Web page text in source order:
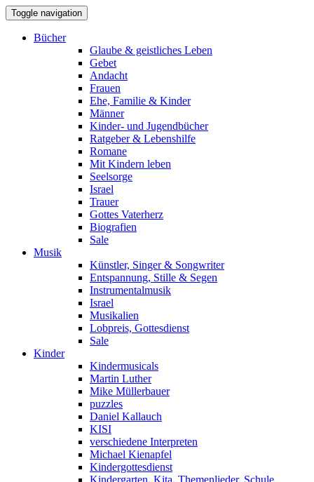
Toggle navigation
Bücher
Glaube & geistliches Leben
Gebet
Andacht
Frauen
Ehe, Familie & Kinder
Männer
Kinder- und Jugendbücher
Ratgeber & Lebenshilfe
Romane
Mit Kindern leben
Seelsorge
Israel
Trauer
Gottes Vaterherz
Biografien
Sale
Musik
Künstler, Singer & Songwriter
Entspannung, Stille & Segen
Instrumentalmusik
Israel
Musikalien
Lobpreis, Gottesdienst
Sale
Kinder
Kindermusicals
Martin Luther
Mike Müllerbauer
puzzles
Daniel Kallauch
KISI
verschiedene Interpreten
Michael Kienapfel
Kindergottesdienst
Kindergarten, Kita, Themenlieder, Schule